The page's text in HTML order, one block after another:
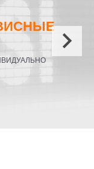
keyboard_arrow_right